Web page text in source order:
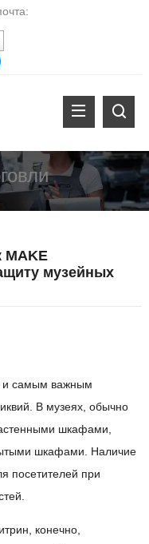
MAKE
музейных
и самым важным
В музеях, обычно
шкафами,
шкафами. Наличие
посетителей при
конечно,